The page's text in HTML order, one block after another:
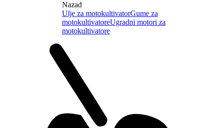
Nazad
Ulje za motokultivatorGume za
motokultivatoreUgradni motori za
motokultivatore